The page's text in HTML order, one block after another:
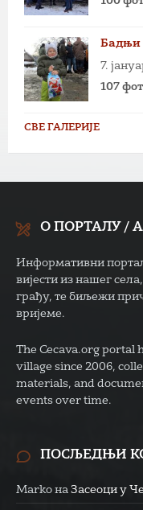
Бадњи
7.
107
СВЕ ГАЛЕРИЈЕ
О ПОРТАЛУ /
Информативни
вијести из нашег
грађу, те биљежи
вријеме.
The Cecava.org portal
village since 2006,
materials, and
events over time.
ПОСЉЕДЊИ
Marko на Засеоци у